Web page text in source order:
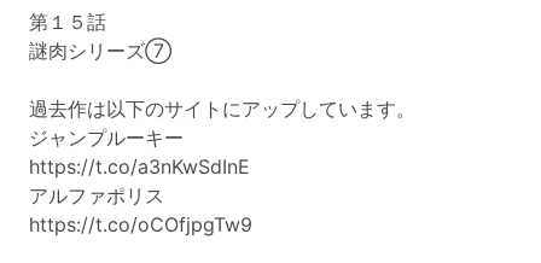
第１５話
謎肉シリーズ⑦
過去作は以下のサイトにアップしています。
ジャンプルーキー
https://t.co/a3nKwSdInE
アルファポリス
https://t.co/oCOfjpgTw9